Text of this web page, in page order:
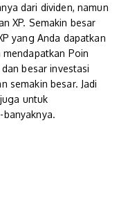
dari dividen, namun
XP. Semakin besar
yang Anda dapatkan
Poin
besar investasi
semakin besar. Jadi
untuk
banyaknya.